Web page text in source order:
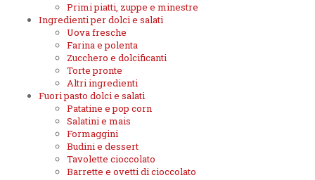
Primi piatti, zuppe e minestre
Ingredienti per dolci e salati
Uova fresche
Farina e polenta
Zucchero e dolcificanti
Torte pronte
Altri ingredienti
Fuori pasto dolci e salati
Patatine e pop corn
Salatini e mais
Formaggini
Budini e dessert
Tavolette cioccolato
Barrette e ovetti di cioccolato